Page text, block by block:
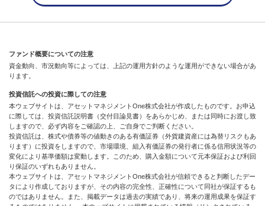
ファンド概要についての注意
資金動向、市況動向等によっては、上記の運用方針のような運用ができない場合があ
ります。
投資信託への投資に際しての注意
本ウェブサイトは、アセットマネジメントOne株式会社が作成したものです。お申込
に際しては、投資信託説明書（交付目論見書）をあらかじめ、または同時にお渡し致
しますので、必ず内容をご確認の上、ご自身でご判断ください。
投資信託は、株式や債券等の値動きのある有価証券（外貨建資産には為替リスクもあ
ります）に投資をしますので、市場環境、組入有価証券の発行者に係る信用状況等の
変化により基準価額は変動します。このため、購入金額について元本保証および利回
り保証のいずれもありません。
本ウェブサイトは、アセットマネジメントOne株式会社が信頼できると判断したデー
タにより作成しておりますが、その内容の完全性、正確性について同社が保証するも
のではありません。また、掲載データは過去の実績であり、将来の運用成果を保証す